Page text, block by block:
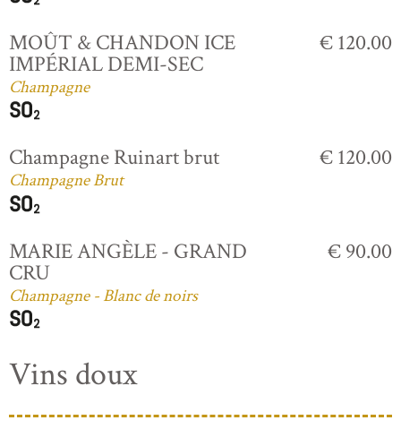
MOÛT & CHANDON ICE
IMPÉRIAL DEMI-SEC
Champagne
€ 120.00
Champagne Ruinart brut
Champagne Brut
€ 120.00
MARIE ANGÈLE - GRAND
CRU
Champagne - Blanc de noirs
€ 90.00
Vins doux